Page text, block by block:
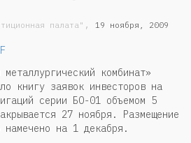
палата" , 19 ноября, 2009
комбинат»
книгу заявок инвесторов на
серии БО-01 объемом 5
27 ноября. Размещение
на 1 декабря.